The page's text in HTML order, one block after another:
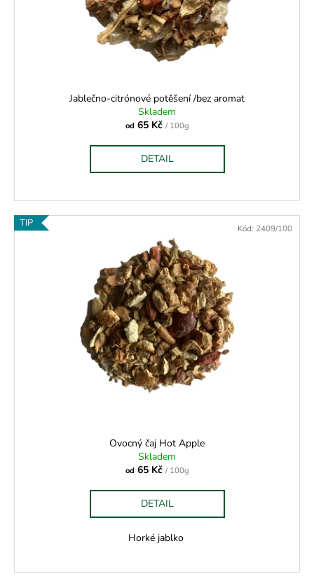
Jablečno-citrónové potěšení /bez aromat
Skladem
od 65 Kč / 100g
DETAIL
TIP
Ovocný čaj Hot Apple
Skladem
od 65 Kč / 100g
DETAIL
Horké jablko
Kód: 2409/100